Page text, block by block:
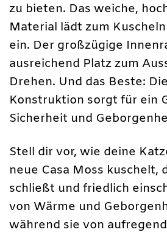
zu bieten. Das weiche,
Material lädt zum
ein. Der großzügige
ausreichend Platz zum
Drehen. Und das Beste:
Konstruktion sorgt für ein
Sicherheit und
Stell dir vor, wie deine
neue Casa Moss kuschelt,
schließt und friedlich
von Wärme und
während sie von